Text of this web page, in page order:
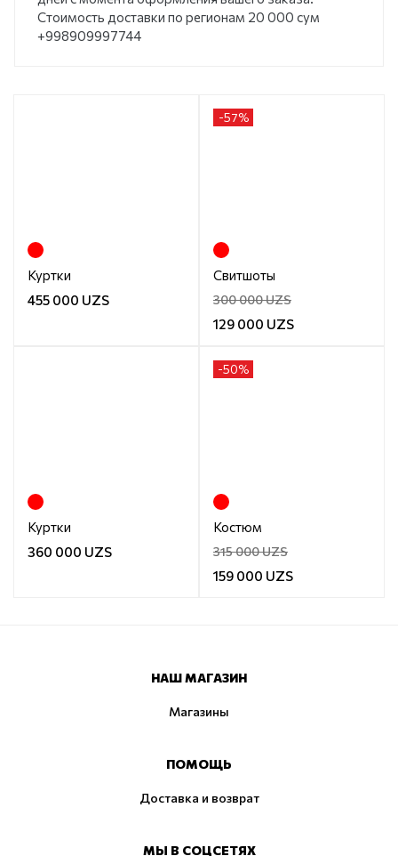
Стоимость доставки по регионам 20 000 сум
+998909997744
Куртки
455 000 UZS
-57%
Свитшоты
300 000 UZS
129 000 UZS
Куртки
360 000 UZS
-50%
Костюм
315 000 UZS
159 000 UZS
НАШ МАГАЗИН
Магазины
ПОМОЩЬ
Доставка и возврат
МЫ В СОЦСЕТЯХ